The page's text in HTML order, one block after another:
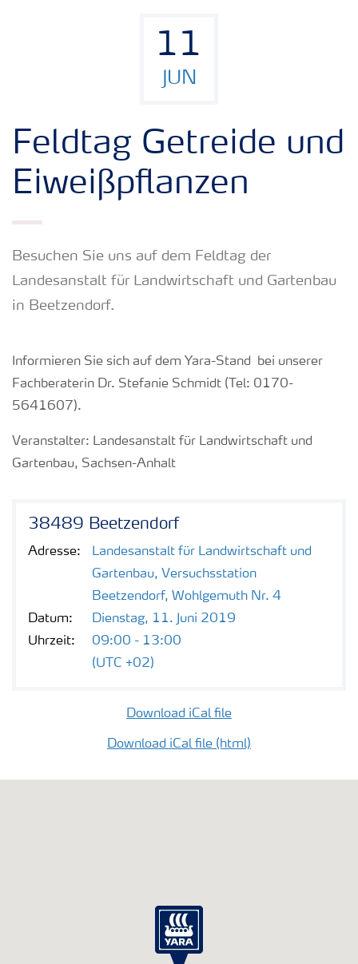
11
JUN
Feldtag Getreide und
Eiweißpflanzen
Besuchen Sie uns auf dem Feldtag der
Landesanstalt für Landwirtschaft und Gartenbau
in Beetzendorf.
Informieren Sie sich auf dem Yara-Stand bei unserer
Fachberaterin Dr. Stefanie Schmidt (Tel: 0170-
5641607).
Veranstalter: Landesanstalt für Landwirtschaft und
Gartenbau, Sachsen-Anhalt
38489 Beetzendorf
Adresse:
Landesanstalt für Landwirtschaft und
Gartenbau, Versuchsstation
Beetzendorf, Wohlgemuth Nr. 4
Datum:
Dienstag, 11. Juni 2019
Uhrzeit:
09:00 - 13:00
(UTC +02)
Download iCal file
Download iCal file (html)